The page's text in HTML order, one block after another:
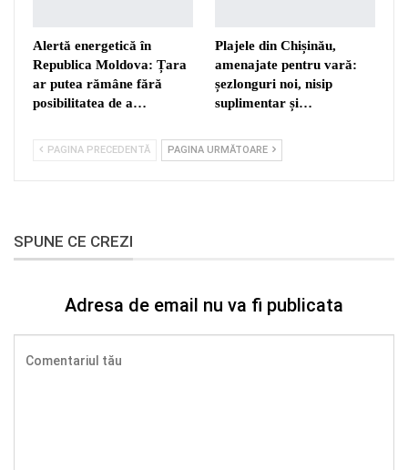
Alertă energetică în
Republica Moldova: Țara
ar putea rămâne fără
posibilitatea de a…
Plajele din Chișinău,
amenajate pentru vară:
șezlonguri noi, nisip
suplimentar și…
PAGINA PRECEDENTĂ PAGINA URMĂTOARE
SPUNE CE CREZI
Adresa de email nu va fi publicata